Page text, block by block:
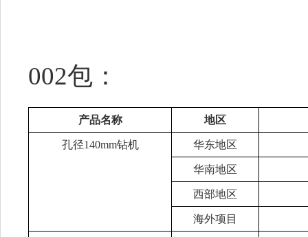
002包：
产品名称 地区
孔径140mm钻机 华东地区
华南地区
西部地区
海外项目